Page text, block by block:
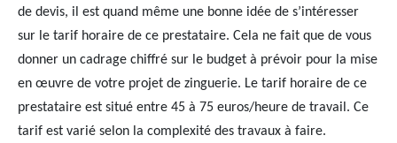
de devis, il est quand même une bonne idée de s’intéresser
sur le tarif horaire de ce prestataire. Cela ne fait que de vous
donner un cadrage chiffré sur le budget à prévoir pour la mise
en œuvre de votre projet de zinguerie. Le tarif horaire de ce
prestataire est situé entre 45 à 75 euros/heure de travail. Ce
tarif est varié selon la complexité des travaux à faire.